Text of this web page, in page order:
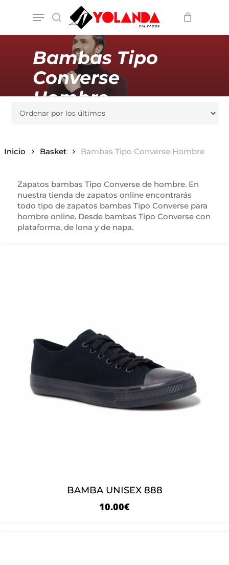
content
search
Menu
Bambas Tipo
Converse
Hombre
Inicio Basket Bambas Tipo Converse Hombre
Zapatos bambas Tipo Converse de hombre. En
nuestra tienda de zapatos online encontrarás
todo tipo de zapatos bambas Tipo Converse para
hombre online. Desde bambas Tipo Converse con
plataforma, de lona y de napa.
BAMBA UNISEX 888
10.00€